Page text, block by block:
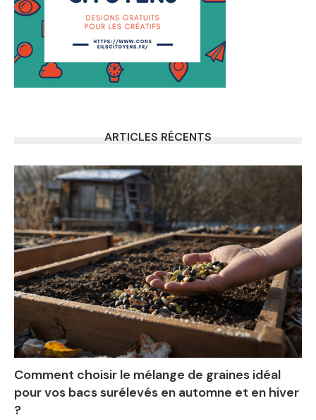
ARTICLES RÉCENTS
Comment choisir le mélange de graines idéal
pour vos bacs surélevés en automne et en hiver
?